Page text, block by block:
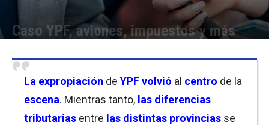
Caso YPF, aviones, impuestos y más
La expropiación de YPF volvió al centro de la
escena. Mientras tanto, las diferencias
tributarias entre las distintas provincias se